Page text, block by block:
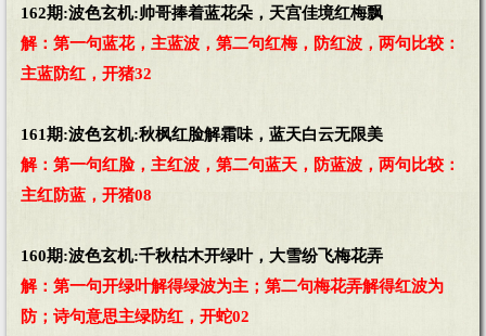
162期:波色玄机:帅哥捧着蓝花朵，天宫佳境红梅飘
解：第一句蓝花，主蓝波，第二句红梅，防红波，两句比较：
主蓝防红，开猪32
161期:波色玄机:秋枫红脸解霜味，蓝天白云无限美
解：第一句红脸，主红波，第二句蓝天，防蓝波，两句比较：
主红防蓝，开猪08
160期:波色玄机:千秋枯木开绿叶，大雪纷飞梅花弄
解：第一句开绿叶解得绿波为主；第二句梅花弄解得红波为
防；诗句意思主绿防红，开蛇02